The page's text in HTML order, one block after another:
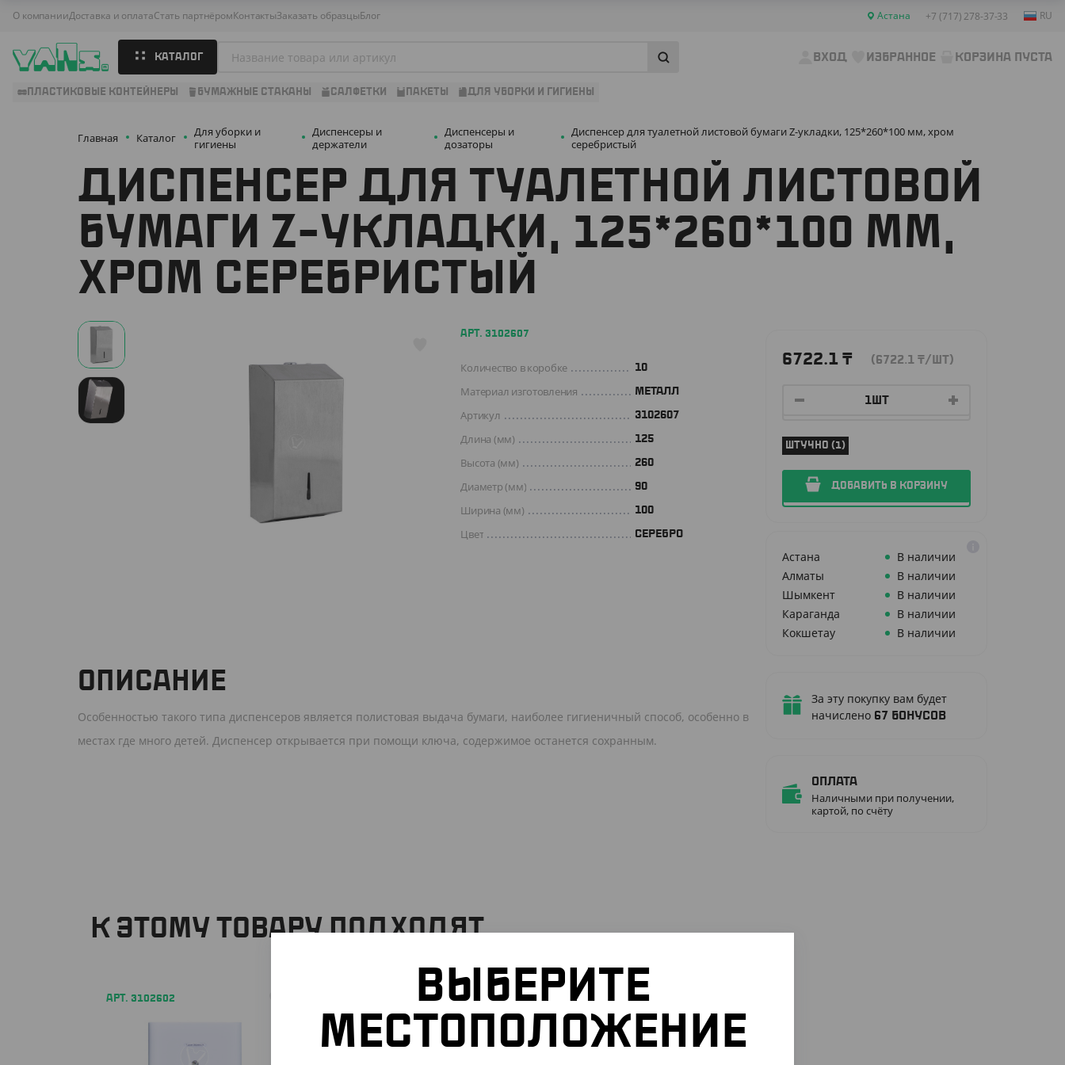
О компанииДоставка и оплатаСтать партнёромКонтактыЗаказать образцыБлог Астана +7 (717) 278-37-33 RU
КАТАЛОГ ВХОД ИЗБРАННОЕ КОРЗИНА ПУСТА
ПЛАСТИКОВЫЕ КОНТЕЙНЕРЫ БУМАЖНЫЕ СТАКАНЫ САЛФЕТКИ ПАКЕТЫ ДЛЯ УБОРКИ И ГИГИЕНЫ
Главная Каталог
Для уборки и
гигиены
Диспенсеры и
держатели
Диспенсеры и
дозаторы
Диспенсер для туалетной листовой бумаги Z-укладки, 125*260*100 мм, хром
серебристый
ДИСПЕНСЕР ДЛЯ ТУАЛЕТНОЙ ЛИСТОВОЙ
БУМАГИ Z-УКЛАДКИ, 125*260*100 ММ,
ХРОМ СЕРЕБРИСТЫЙ
6722.1 ₸ (6722.1 ₸/ШТ)
ШТУЧНО (1)
ДОБАВИТЬ В КОРЗИНУ
Астана
В наличии
Алматы
В наличии
Шымкент
В наличии
Караганда
В наличии
Кокшетау
В наличии
За эту покупку вам будет
начислено 67 бонусов
Оплата
Наличными при получении,
картой, по счёту
АРТ. 3102607
Количество в коробке 10
Материал изготовления МЕТАЛЛ
Артикул 3102607
Длина (мм) 125
Высота (мм) 260
Диаметр (мм) 90
Ширина (мм) 100
Цвет СЕРЕБРО
ОПИСАНИЕ
Особенностью такого типа диспенсеров является полистовая выдача бумаги, наиболее гигиеничный способ, особенно в
местах где много детей. Диспенсер открывается при помощи ключа, содержимое останется сохранным.
К ЭТОМУ ТОВАРУ ПОДХОДЯТ
АРТ. 3102602
ВЫБЕРИТЕ
МЕСТОПОЛОЖЕНИЕ